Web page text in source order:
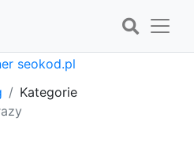
Kategorie